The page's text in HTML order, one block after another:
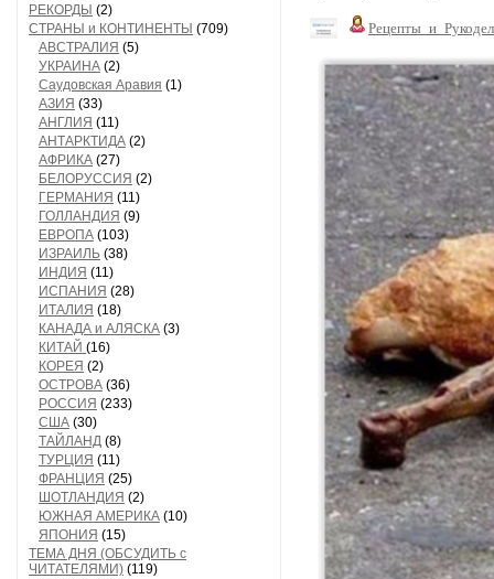
РЕКОРДЫ (2)
СТРАНЫ и КОНТИНЕНТЫ (709)
АВСТРАЛИЯ (5)
УКРАИНА (2)
Саудовская Аравия (1)
АЗИЯ (33)
АНГЛИЯ (11)
АНТАРКТИДА (2)
АФРИКА (27)
БЕЛОРУССИЯ (2)
ГЕРМАНИЯ (11)
ГОЛЛАНДИЯ (9)
ЕВРОПА (103)
ИЗРАИЛЬ (38)
ИНДИЯ (11)
ИСПАНИЯ (28)
ИТАЛИЯ (18)
КАНАДА и АЛЯСКА (3)
КИТАЙ (16)
КОРЕЯ (2)
ОСТРОВА (36)
РОССИЯ (233)
США (30)
ТАЙЛАНД (8)
ТУРЦИЯ (11)
ФРАНЦИЯ (25)
ШОТЛАНДИЯ (2)
ЮЖНАЯ АМЕРИКА (10)
ЯПОНИЯ (15)
ТЕМА ДНЯ (ОБСУДИТЬ с
ЧИТАТЕЛЯМИ) (119)